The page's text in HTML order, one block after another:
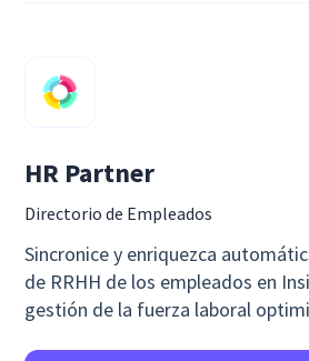
HR Partner
Directorio de Empleados
Sincronice y enriquezca
de RRHH de los empleados en
gestión de la fuerza laboral